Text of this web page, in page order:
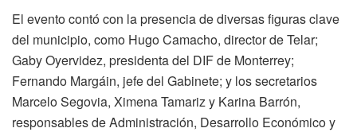
El evento contó con la presencia de diversas figuras clave
del municipio, como Hugo Camacho, director de Telar;
Gaby Oyervidez, presidenta del DIF de Monterrey;
Fernando Margáin, jefe del Gabinete; y los secretarios
Marcelo Segovia, Ximena Tamariz y Karina Barrón,
responsables de Administración, Desarrollo Económico y